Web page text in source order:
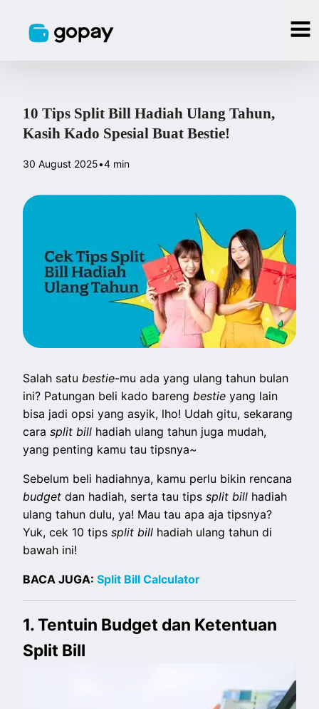
10 Tips Split Bill Hadiah Ulang Tahun,
Kasih Kado Spesial Buat Bestie!
30 August 2025•4 min
Salah satubestie-mu ada yang ulang tahun bulan
ini? Patungan beli kado barengbestie yang lain
bisa jadi opsi yang asyik, lho! Udah gitu, sekarang
carasplit bill hadiah ulang tahun juga mudah,
yang penting kamu tau tipsnya~
Sebelum beli hadiahnya, kamu perlu bikin rencana
budget dan hadiah, serta tau tipssplit bill hadiah
ulang tahun dulu, ya! Mau tau apa aja tipsnya?
Yuk, cek 10 tipssplit bill hadiah ulang tahun di
bawah ini!
BACA JUGA:Split Bill Calculator
1. Tentuin Budget dan Ketentuan
Split Bill